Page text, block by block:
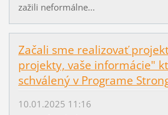
zažili neformálne...
Začali sme realizovať
projekty, vaše informácie"
schválený v Programe
10.01.2025 11:16